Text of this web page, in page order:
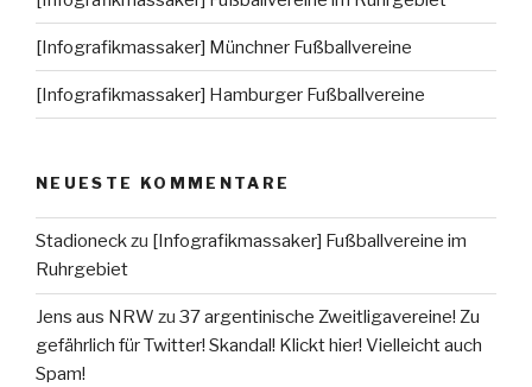
[Infografikmassaker] Münchner Fußballvereine
[Infografikmassaker] Hamburger Fußballvereine
NEUESTE KOMMENTARE
Stadioneckzu [Infografikmassaker] Fußballvereine im
Ruhrgebiet
Jens aus NRW zu 37 argentinische Zweitligavereine! Zu
gefährlich für Twitter! Skandal! Klickt hier! Vielleicht auch
Spam!